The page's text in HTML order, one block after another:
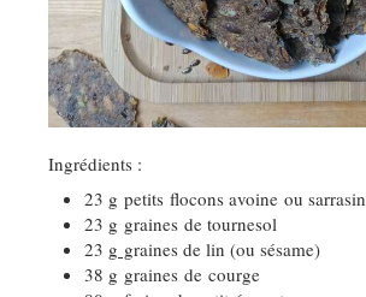
Ingrédients :
23 g petits flocons avoine ou sarrasin
23 g graines de tournesol
23 g graines de lin (ou sésame)
38 g graines de courge